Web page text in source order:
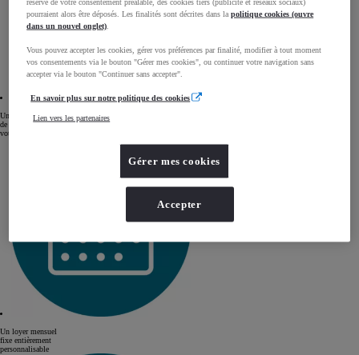
Une maitrise
de
votre budget
Un loyer mensuel
fixe entièrement
personnalisable
pourraient alors être déposés. Les finalités sont décrites dans lapolitique cookies (ouvre
dans un nouvel onglet)
Vous pouvez accepter les cookies, gérer vos préférences par finalité, modifier à tout moment
vos consentements via le bouton "Gérer mes cookies", ou continuer votre navigation sans
accepter via le bouton "Continuer sans accepter".
En savoir plus sur notre politique des cookies
Lien vers les partenaires
Gérer mes cookies
Accepter